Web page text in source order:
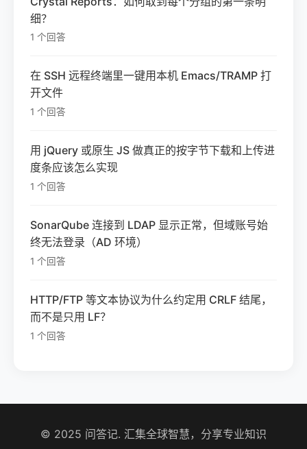
细？
1 个回答
在 SSH 远程终端里一键用本机 Emacs/TRAMP 打
开文件
1 个回答
用 jQuery 或原生 JS 做真正的按字节下载和上传进
度条应该怎么实现
1 个回答
SonarQube 连接到 LDAP 显示正常，但域账号始
终无法登录（AD 环境）
1 个回答
HTTP/FTP 等文本协议为什么约定用 CRLF 结尾，
而不是只用 LF？
1 个回答
© 2025 问答记. 汇集全球智慧，分享专业知识